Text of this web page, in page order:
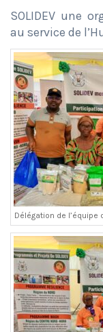
SOLIDEV une
au service de
Délégation de l’équipe